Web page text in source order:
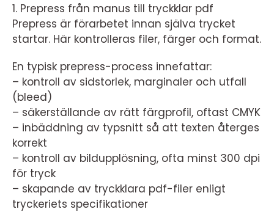
1. Prepress från manus till tryckklar pdf
Prepress är förarbetet innan själva trycket
startar. Här kontrolleras filer, färger och format.
En typisk prepress-process innefattar:
– kontroll av sidstorlek, marginaler och utfall
(bleed)
– säkerställande av rätt färgprofil, oftast CMYK
– inbäddning av typsnitt så att texten återges
korrekt
– kontroll av bildupplösning, ofta minst 300 dpi
för tryck
– skapande av tryckklara pdf-filer enligt
tryckeriets specifikationer